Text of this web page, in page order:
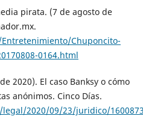
pirata. (7 de agosto de
Chuponcito-
0164.html
2020). El caso Banksy o cómo
anónimos. Cinco Días.
2020/09/23/juridico/